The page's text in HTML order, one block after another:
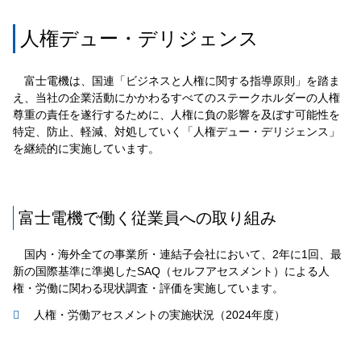
人権デュー・デリジェンス
富士電機は、国連「ビジネスと人権に関する指導原則」を踏ま
え、当社の企業活動にかかわるすべてのステークホルダーの人権
尊重の責任を遂行するために、人権に負の影響を及ぼす可能性を
特定、防止、軽減、対処していく「人権デュー・デリジェンス」
を継続的に実施しています。
富士電機で働く従業員への取り組み
国内・海外全ての事業所・連結子会社において、2年に1回、最
新の国際基準に準拠したSAQ（セルフアセスメント）による人
権・労働に関わる現状調査・評価を実施しています。
人権・労働アセスメントの実施状況（2024年度）